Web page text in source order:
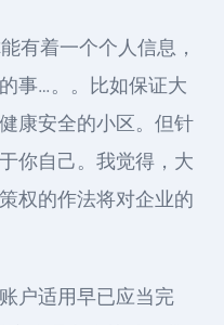
有着一个个人信息，
事…。。比如保证大
康安全的小区。但针
你自己。我觉得，大
权的作法将对企业的
户适用早已应当完